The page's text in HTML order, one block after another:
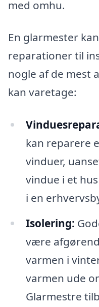
med omhu.
En glarmester
reparationer til
nogle af de mest
kan varetage:
kan reparere
vinduer,
vindue i et
i en
Isolering:
være
varmen i
varmen ude
Glarmestre